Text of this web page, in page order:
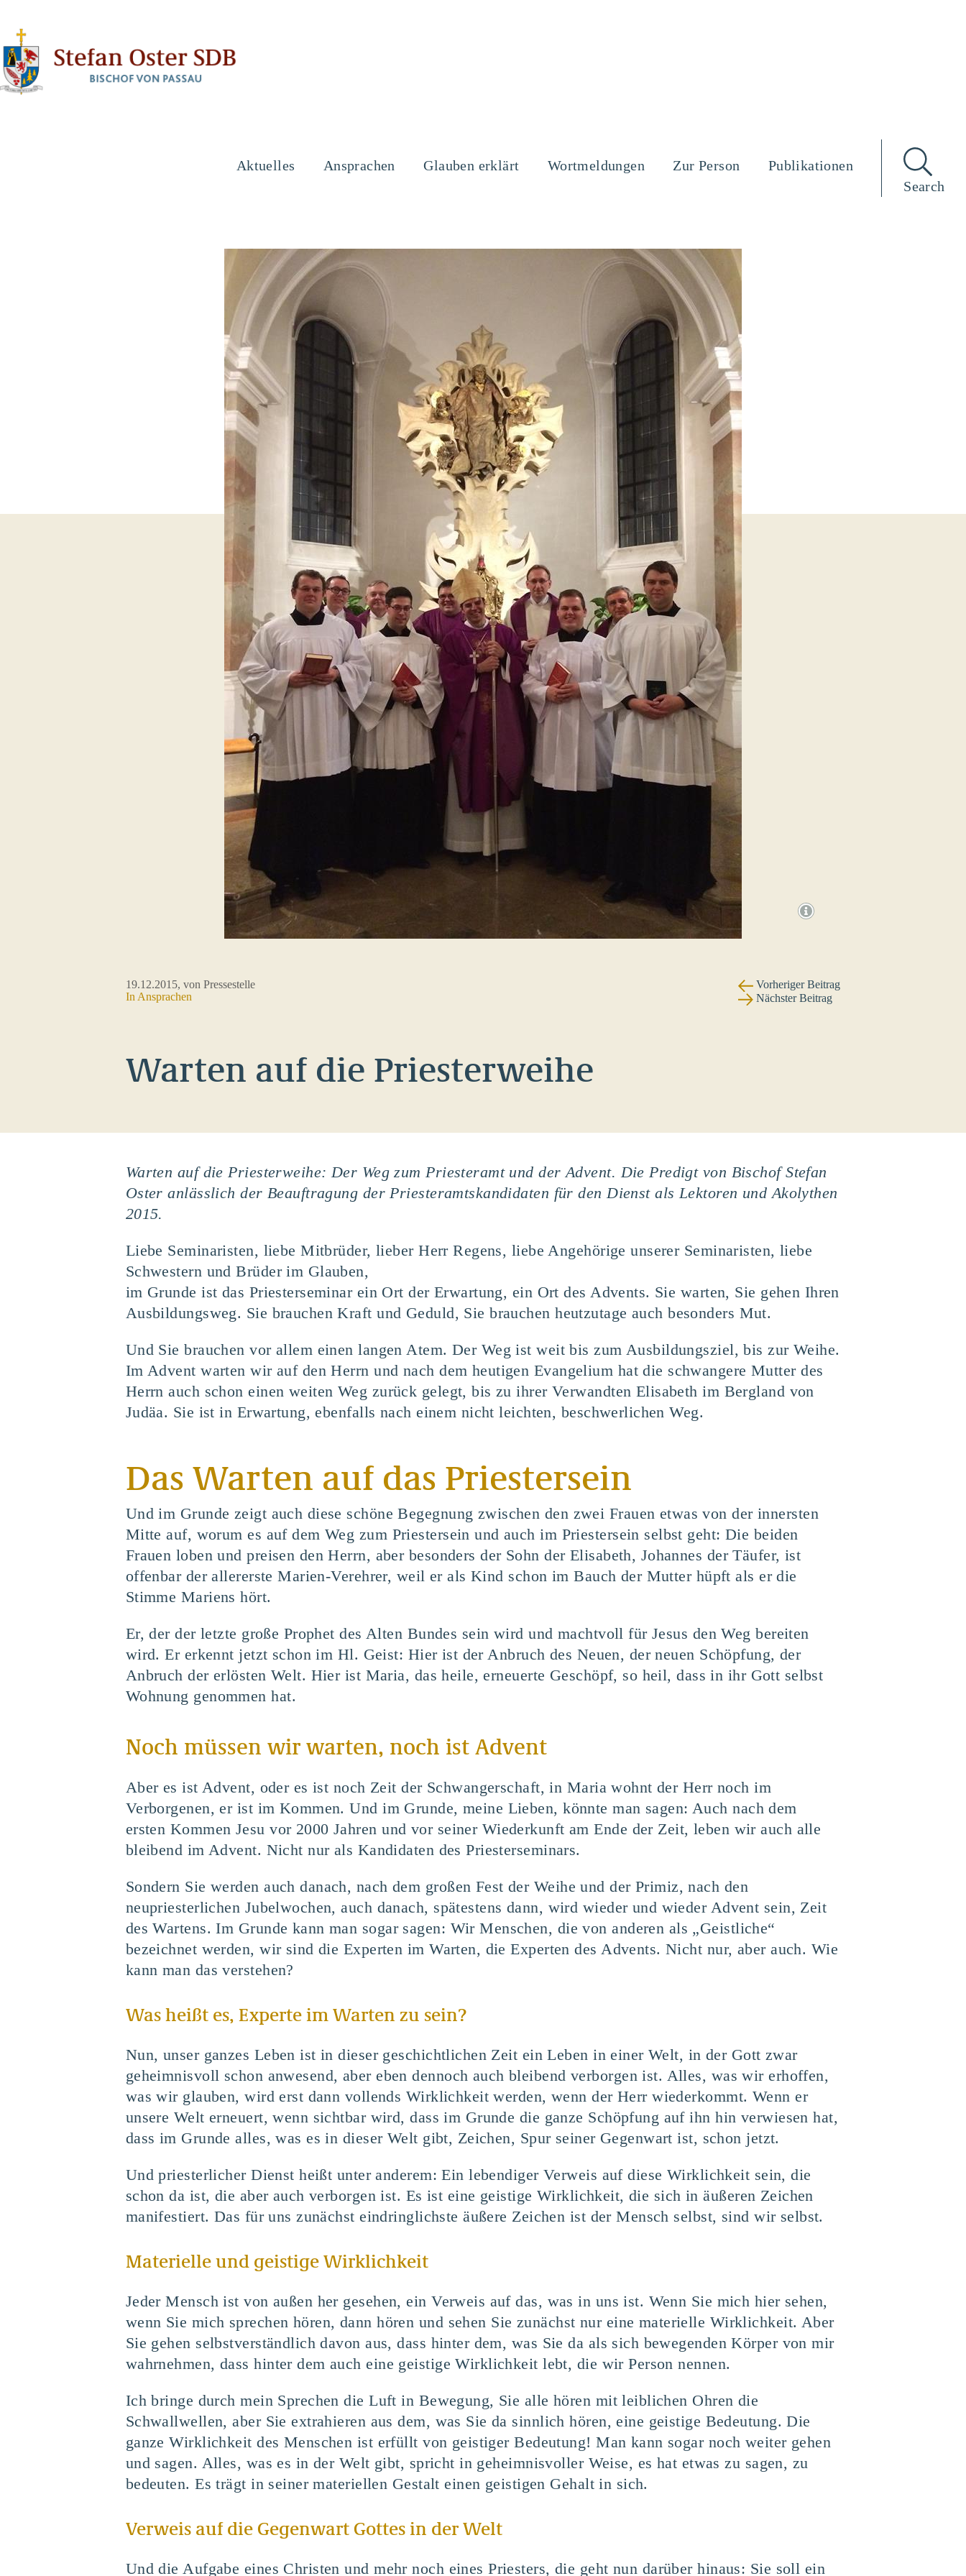
Aktuelles Ansprachen Glauben erklärt Wortmeldungen Zur Person
Publikationen
Search
19.12.2015, von Pressestelle
In Ansprachen
Vorheriger Beitrag
Nächster Beitrag
Warten auf die Priesterweihe
Warten auf die Priesterweihe: Der Weg zum Priesteramt und der Advent. Die Predigt von Bischof Stefan
Oster anlässlich der Beauftragung der Priesteramtskandidaten für den Dienst als Lektoren und Akolythen
2015.
Liebe Seminaristen, liebe Mitbrüder, lieber Herr Regens, liebe Angehörige unserer Seminaristen, liebe
Schwestern und Brüder im Glauben,
im Grunde ist das Priesterseminar ein Ort der Erwartung, ein Ort des Advents. Sie warten, Sie gehen Ihren
Ausbildungsweg. Sie brauchen Kraft und Geduld, Sie brauchen heutzutage auch besonders Mut.
Und Sie brauchen vor allem einen langen Atem. Der Weg ist weit bis zum Ausbildungsziel, bis zur Weihe.
Im Advent warten wir auf den Herrn und nach dem heutigen Evangelium hat die schwangere Mutter des
Herrn auch schon einen weiten Weg zurück gelegt, bis zu ihrer Verwandten Elisabeth im Bergland von
Judäa. Sie ist in Erwartung, ebenfalls nach einem nicht leichten, beschwerlichen Weg.
Das Warten auf das Priestersein
Und im Grunde zeigt auch diese schöne Begegnung zwischen den zwei Frauen etwas von der innersten
Mitte auf, worum es auf dem Weg zum Priestersein und auch im Priestersein selbst geht: Die beiden
Frauen loben und preisen den Herrn, aber besonders der Sohn der Elisabeth, Johannes der Täufer, ist
offenbar der allererste Marien-Verehrer, weil er als Kind schon im Bauch der Mutter hüpft als er die
Stimme Mariens hört.
Er, der der letzte große Prophet des Alten Bundes sein wird und machtvoll für Jesus den Weg bereiten
wird. Er erkennt jetzt schon im Hl. Geist: Hier ist der Anbruch des Neuen, der neuen Schöpfung, der
Anbruch der erlösten Welt. Hier ist Maria, das heile, erneuerte Geschöpf, so heil, dass in ihr Gott selbst
Wohnung genommen hat.
Noch müssen wir warten, noch ist Advent
Aber es ist Advent, oder es ist noch Zeit der Schwangerschaft, in Maria wohnt der Herr noch im
Verborgenen, er ist im Kommen. Und im Grunde, meine Lieben, könnte man sagen: Auch nach dem
ersten Kommen Jesu vor 2000 Jahren und vor seiner Wiederkunft am Ende der Zeit, leben wir auch alle
bleibend im Advent. Nicht nur als Kandidaten des Priesterseminars.
Sondern Sie werden auch danach, nach dem großen Fest der Weihe und der Primiz, nach den
neupriesterlichen Jubelwochen, auch danach, spätestens dann, wird wieder und wieder Advent sein, Zeit
des Wartens. Im Grunde kann man sogar sagen: Wir Menschen, die von anderen als „Geistliche“
bezeichnet werden, wir sind die Experten im Warten, die Experten des Advents. Nicht nur, aber auch. Wie
kann man das verstehen?
Was heißt es, Experte im Warten zu sein?
Nun, unser ganzes Leben ist in dieser geschichtlichen Zeit ein Leben in einer Welt, in der Gott zwar
geheimnisvoll schon anwesend, aber eben dennoch auch bleibend verborgen ist. Alles, was wir erhoffen,
was wir glauben, wird erst dann vollends Wirklichkeit werden, wenn der Herr wiederkommt. Wenn er
unsere Welt erneuert, wenn sichtbar wird, dass im Grunde die ganze Schöpfung auf ihn hin verwiesen hat,
dass im Grunde alles, was es in dieser Welt gibt, Zeichen, Spur seiner Gegenwart ist, schon jetzt.
Und priesterlicher Dienst heißt unter anderem: Ein lebendiger Verweis auf diese Wirklichkeit sein, die
schon da ist, die aber auch verborgen ist. Es ist eine geistige Wirklichkeit, die sich in äußeren Zeichen
manifestiert. Das für uns zunächst eindringlichste äußere Zeichen ist der Mensch selbst, sind wir selbst.
Materielle und geistige Wirklichkeit
Jeder Mensch ist von außen her gesehen, ein Verweis auf das, was in uns ist. Wenn Sie mich hier sehen,
wenn Sie mich sprechen hören, dann hören und sehen Sie zunächst nur eine materielle Wirklichkeit. Aber
Sie gehen selbstverständlich davon aus, dass hinter dem, was Sie da als sich bewegenden Körper von mir
wahrnehmen, dass hinter dem auch eine geistige Wirklichkeit lebt, die wir Person nennen.
Ich bringe durch mein Sprechen die Luft in Bewegung, Sie alle hören mit leiblichen Ohren die
Schwallwellen, aber Sie extrahieren aus dem, was Sie da sinnlich hören, eine geistige Bedeutung. Die
ganze Wirklichkeit des Menschen ist erfüllt von geistiger Bedeutung! Man kann sogar noch weiter gehen
und sagen. Alles, was es in der Welt gibt, spricht in geheimnisvoller Weise, es hat etwas zu sagen, zu
bedeuten. Es trägt in seiner materiellen Gestalt einen geistigen Gehalt in sich.
Verweis auf die Gegenwart Gottes in der Welt
Und die Aufgabe eines Christen und mehr noch eines Priesters, die geht nun darüber hinaus: Sie soll ein